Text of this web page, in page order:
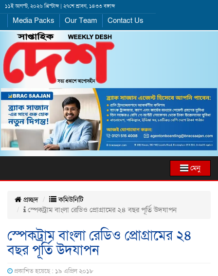
১১ই আগস্ট, ২০২৬ খ্রিস্টাব্দ | ২৭শে শ্রাবণ, ১৪৩৩ বঙ্গাব্দ
Media Packs Our Team Contact Us
মেনু
প্রচ্ছদ
কমিউনিটি
স্পেকট্রাম বাংলা রেডিও প্রোগ্রামের ২৪ বছর পূর্তি উদযাপন
স্পেকট্রাম বাংলা রেডিও প্রোগ্রামের ২৪
বছর পূর্তি উদযাপন
প্রকাশিত হয়েছে : ১৯ এপ্রিল ২০১৮